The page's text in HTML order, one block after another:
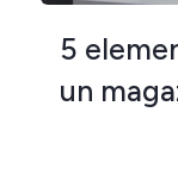
5
un